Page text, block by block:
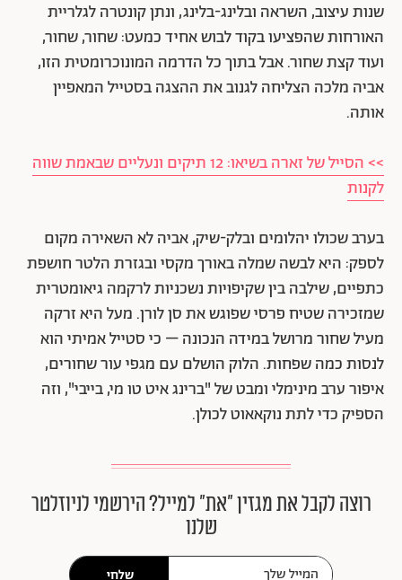
שנות עיצוב, השראה ובלינג-בלינג, ונתן קונטרה לגלריית
האורחות שהפציעו בקוד לבוש אחיד כמעט: שחור, שחור,
ועוד קצת שחור. אבל בתוך כל הדרמה המונוכרומטית הזו,
אביה מלכה הצליחה לגנוב את ההצגה בסטייל המאפיין
אותה.
>> הסייל של זארה בשיאו: 12 תיקים ונעליים שבאמת שווה
לקנות
בערב שכולו יהלומים ובלק-שיק, אביה לא השאירה מקום
לספק: היא לבשה שמלה באורך מקסי ובגזרת הלטר חושפת
כתפיים, שילבה בין שקיפויות נשכניות לרקמה גיאומטרית
שמזכירה שטיח פרסי שפוגש את סן לורן. מעל היא זרקה
מעיל שחור מרושל במידה הנכונה – כי סטייל אמיתי הוא
לנסות כמה שפחות. הלוק הושלם עם מגפי עור שחורים,
איפור ערב מינימלי ומבט של "ברינג איט טו מי, בייבי", וזה
הספיק כדי לתת נוקאאוט לכולן.
רוצה לקבל את מגזין ״את״ למייל? הירשמי לניוזלטר
שלנו
שלחי